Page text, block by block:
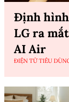
Định hình
LG ra
AI Air
ĐIỆN TỬ TIÊU